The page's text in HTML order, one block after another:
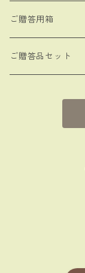
ご贈答用箱
ご贈答品セット